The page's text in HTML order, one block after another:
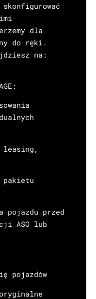
skonfigurować
dla
do ręki.
na:
leasing,
pakietu
pojazdu przed
ASO lub
pojazdów